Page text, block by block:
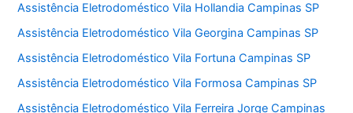
Assistência Eletrodoméstico Vila Hollandia Campinas SP
Assistência Eletrodoméstico Vila Georgina Campinas SP
Assistência Eletrodoméstico Vila Fortuna Campinas SP
Assistência Eletrodoméstico Vila Formosa Campinas SP
Assistência Eletrodoméstico Vila Ferreira Jorge Campinas